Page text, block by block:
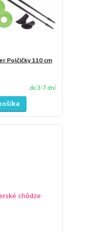
Polčičky 110 cm
do 3-7 dní